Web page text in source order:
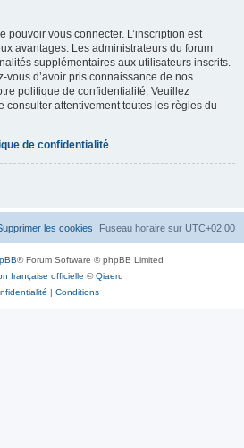
pouvoir vous connecter. L’inscription est
avantages. Les administrateurs du forum
supplémentaires aux utilisateurs inscrits.
vous d’avoir pris connaissance de nos
politique de confidentialité. Veuillez
consulter attentivement toutes les règles du
de confidentialité
Fuseau horaire sur UTC+02:00
les cookies
® Forum Software © phpBB Limited
française officielle ©Qiaeru
| Conditions